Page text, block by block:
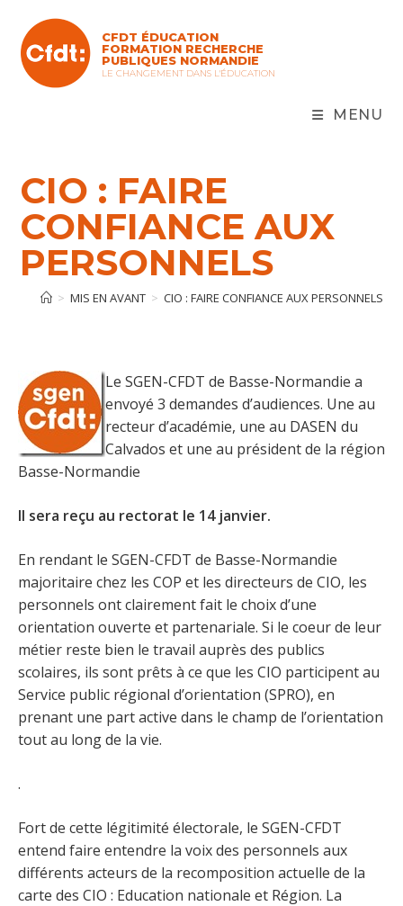
content
CFDT ÉDUCATION
FORMATION RECHERCHE
PUBLIQUES NORMANDIE
LE CHANGEMENT DANS L'ÉDUCATION
MENU
CIO : FAIRE
CONFIANCE AUX
PERSONNELS
> MIS EN AVANT > CIO : FAIRE CONFIANCE AUX PERSONNELS
Le SGEN-CFDT de Basse-Normandie a
envoyé 3 demandes d’audiences. Une au
recteur d’académie, une au DASEN du
Calvados et une au président de la région
Basse-Normandie
Il sera reçu au rectorat le 14 janvier.
En rendant le SGEN-CFDT de Basse-Normandie
majoritaire chez les COP et les directeurs de CIO, les
personnels ont clairement fait le choix d’une
orientation ouverte et partenariale. Si le coeur de leur
métier reste bien le travail auprès des publics
scolaires, ils sont prêts à ce que les CIO participent au
Service public régional d’orientation (SPRO), en
prenant une part active dans le champ de l’orientation
tout au long de la vie. ​
.
Fort de cette légitimité électorale, le SGEN-CFDT
entend faire entendre la voix des personnels aux
différents acteurs de la recomposition actuelle de la
carte des CIO : Education nationale et Région. La